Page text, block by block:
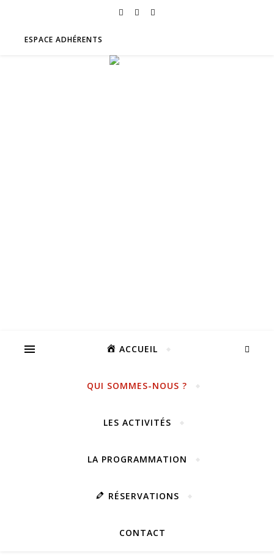
ESPACE ADHÉRENTS
Vivez notre scène passion !
ACCUEIL
QUI SOMMES-NOUS ?
LES ACTIVITÉS
LA PROGRAMMATION
RÉSERVATIONS
CONTACT